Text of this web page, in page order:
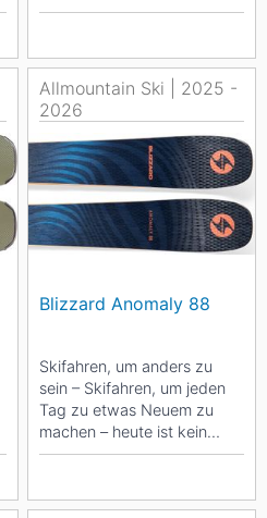
vielseitigste Allmountain
Allmountain Ski | 2025 -
2026
Blizzard Anomaly 88
Skifahren, um anders zu
sein – Skifahren, um jeden
Tag zu etwas Neuem zu
machen – heute ist kein
gewöhnlicher Tag. Der